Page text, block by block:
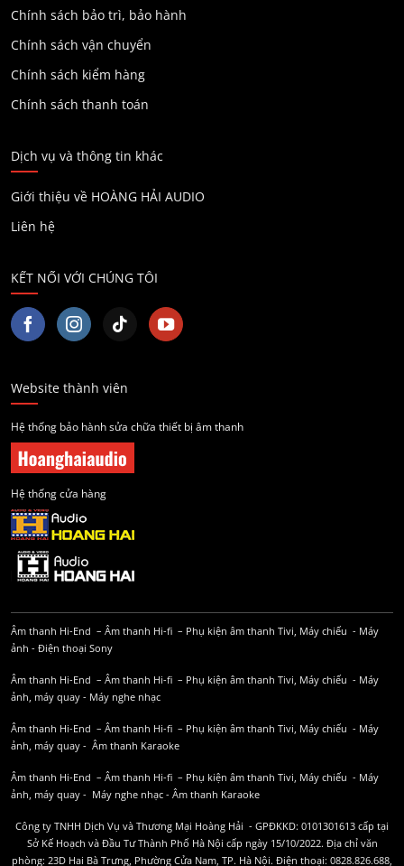
Chính sách bảo trì, bảo hành
Chính sách vận chuyển
Chính sách kiểm hàng
Chính sách thanh toán
Dịch vụ và thông tin khác
Giới thiệu về HOÀNG HẢI AUDIO
Liên hệ
KẾT NỐI VỚI CHÚNG TÔI
Website thành viên
Hệ thống bảo hành sửa chữa thiết bị âm thanh
Hệ thống cửa hàng
Âm thanh Hi-End – Âm thanh Hi-fi – Phụ kiện âm thanh Tivi, Máy chiếu - Máy
ảnh - Điện thoại Sony
Âm thanh Hi-End – Âm thanh Hi-fi – Phụ kiện âm thanh Tivi, Máy chiếu - Máy
ảnh, máy quay - Máy nghe nhạc
Âm thanh Hi-End – Âm thanh Hi-fi – Phụ kiện âm thanh Tivi, Máy chiếu - Máy
ảnh, máy quay - Âm thanh Karaoke
Âm thanh Hi-End – Âm thanh Hi-fi – Phụ kiện âm thanh Tivi, Máy chiếu - Máy
ảnh, máy quay - Máy nghe nhạc - Âm thanh Karaoke
Công ty TNHH Dịch Vụ và Thương Mại Hoàng Hải - GPĐKKD: 0101301613 cấp tại
Sở Kế Hoạch và Đầu Tư Thành Phố Hà Nội cấp ngày 15/10/2022. Địa chỉ văn
phòng: 23D Hai Bà Trưng, Phường Cửa Nam, TP. Hà Nội. Điện thoại: 0828.826.688,